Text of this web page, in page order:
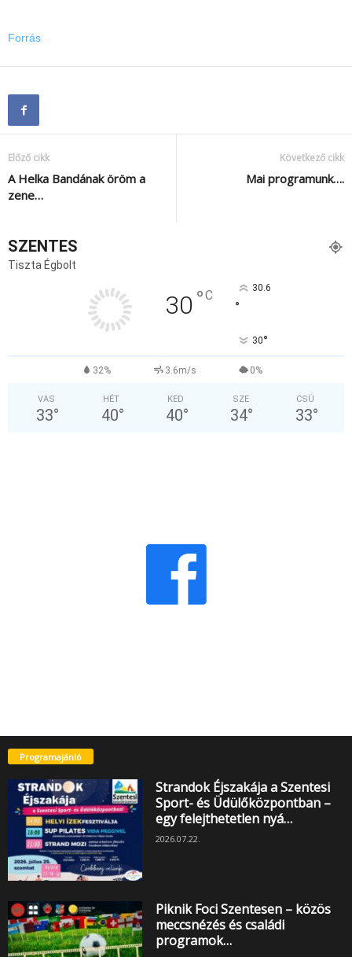
Forrás
Előző cikk
A Helka Bandának öröm a
zene…
Következő cikk
Mai programunk….
SZENTES
Tiszta Égbolt
30 °C 30.6
°
30°
32% 3.6m/s 0%
VAS
33°
HÉT
40°
KED
40°
SZE
34°
CSÜ
33°
Programajánló
Strandok Éjszakája a Szentesi
Sport- és Üdülőközpontban –
egy felejthetetlen nyá…
2026.07.22.
Piknik Foci Szentesen – közös
meccsnézés és családi
programok…